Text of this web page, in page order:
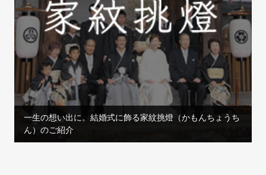
一生の想い出に。結婚式に飾る家紋挑燈（かもんちょうち
ん）のご紹介